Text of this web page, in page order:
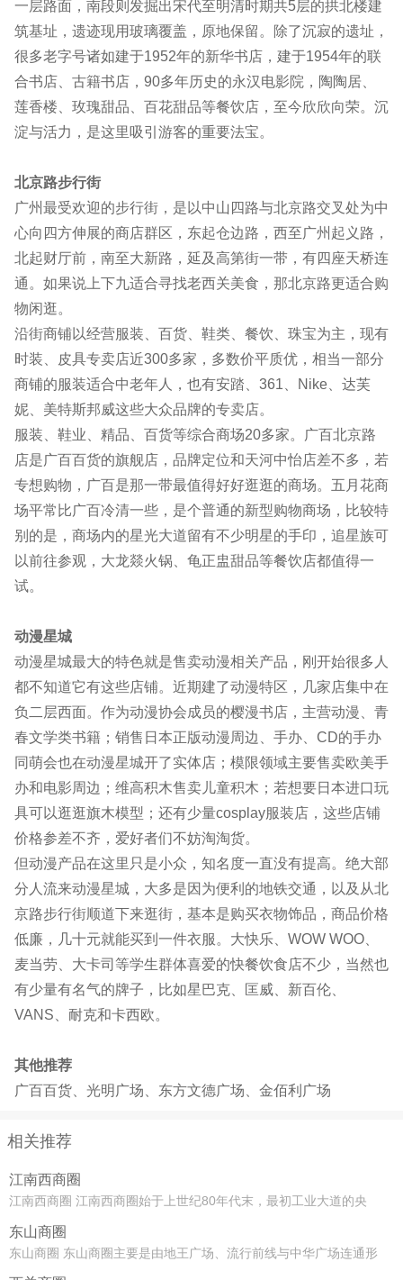
一层路面，南段则发掘出宋代至明清时期共5层的拱北楼建
筑基址，遗迹现用玻璃覆盖，原地保留。除了沉寂的遗址，
很多老字号诸如建于1952年的新华书店，建于1954年的联
合书店、古籍书店，90多年历史的永汉电影院，陶陶居、
莲香楼、玫瑰甜品、百花甜品等餐饮店，至今欣欣向荣。沉
淀与活力，是这里吸引游客的重要法宝。
北京路步行街
广州最受欢迎的步行街，是以中山四路与北京路交叉处为中
心向四方伸展的商店群区，东起仓边路，西至广州起义路，
北起财厅前，南至大新路，延及高第街一带，有四座天桥连
通。如果说上下九适合寻找老西关美食，那北京路更适合购
物闲逛。
沿街商铺以经营服装、百货、鞋类、餐饮、珠宝为主，现有
时装、皮具专卖店近300多家，多数价平质优，相当一部分
商铺的服装适合中老年人，也有安踏、361、Nike、达芙
妮、美特斯邦威这些大众品牌的专卖店。
服装、鞋业、精品、百货等综合商场20多家。广百北京路
店是广百百货的旗舰店，品牌定位和天河中怡店差不多，若
专想购物，广百是那一带最值得好好逛逛的商场。五月花商
场平常比广百冷清一些，是个普通的新型购物商场，比较特
别的是，商场内的星光大道留有不少明星的手印，追星族可
以前往参观，大龙燚火锅、龟正盅甜品等餐饮店都值得一
试。
动漫星城
动漫星城最大的特色就是售卖动漫相关产品，刚开始很多人
都不知道它有这些店铺。近期建了动漫特区，几家店集中在
负二层西面。作为动漫协会成员的樱漫书店，主营动漫、青
春文学类书籍；销售日本正版动漫周边、手办、CD的手办
同萌会也在动漫星城开了实体店；模限领域主要售卖欧美手
办和电影周边；维高积木售卖儿童积木；若想要日本进口玩
具可以逛逛旗木模型；还有少量cosplay服装店，这些店铺
价格参差不齐，爱好者们不妨淘淘货。
但动漫产品在这里只是小众，知名度一直没有提高。绝大部
分人流来动漫星城，大多是因为便利的地铁交通，以及从北
京路步行街顺道下来逛街，基本是购买衣物饰品，商品价格
低廉，几十元就能买到一件衣服。大快乐、WOW WOO、
麦当劳、大卡司等学生群体喜爱的快餐饮食店不少，当然也
有少量有名气的牌子，比如星巴克、匡威、新百伦、
VANS、耐克和卡西欧。
其他推荐
广百百货、光明广场、东方文德广场、金佰利广场
相关推荐
江南西商圈
江南西商圈 江南西商圈始于上世纪80年代末，最初工业大道的央
企、国企带动出现周边第一批商品房江南新村，为江南西路带来了
数十万消费人口。如今，该商圈仍是平靓正的社区型商
东山商圈
东山商圈 东山商圈主要是由地王广场、流行前线与中华广场连通形
成的超级地下商城，辐射到东山口的农林下路一带。不管是中老年